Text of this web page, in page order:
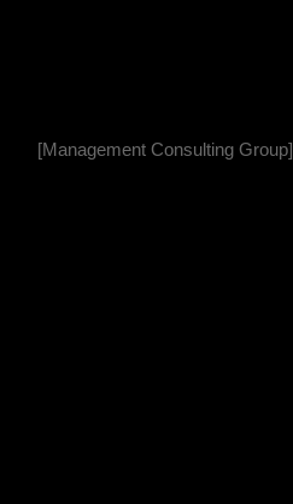
[Management Consulting Group]